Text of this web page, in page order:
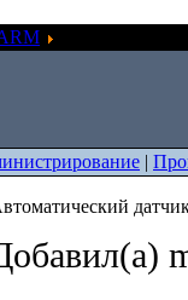
|